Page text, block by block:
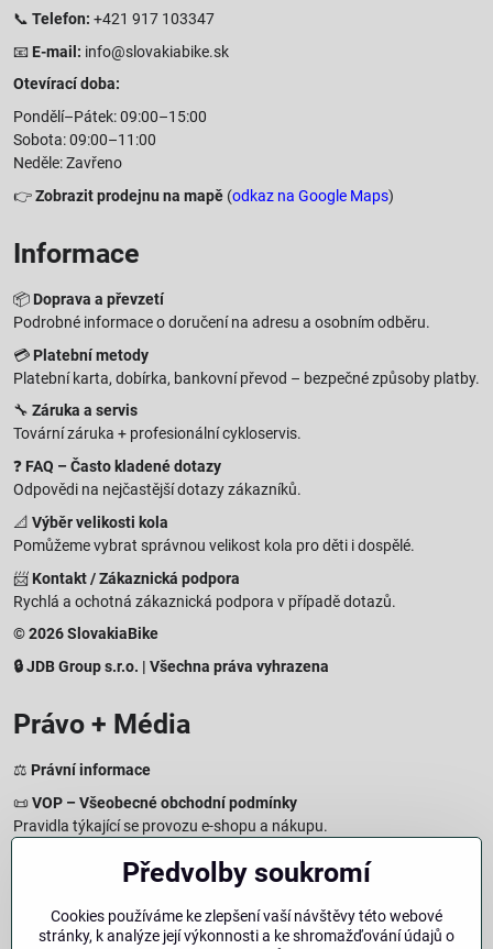
📞 Telefon: +421 917 103347
📧 E-mail: info@slovakiabike.sk
Otevírací doba:
Pondělí–Pátek: 09:00–15:00
Sobota: 09:00–11:00
Neděle: Zavřeno
👉Zobrazit prodejnu na mapě (odkaz na Google Maps)
Informace
📦 Doprava a převzetí
Podrobné informace o doručení na adresu a osobním odběru.
💳 Platební metody
Platební karta, dobírka, bankovní převod – bezpečné způsoby platby.
🔧 Záruka a servis
Tovární záruka + profesionální cykloservis.
❓ FAQ – Často kladené dotazy
Odpovědi na nejčastější dotazy zákazníků.
📐 Výběr velikosti kola
Pomůžeme vybrat správnou velikost kola pro děti i dospělé.
📨 Kontakt / Zákaznická podpora
Rychlá a ochotná zákaznická podpora v případě dotazů.
© 2026 SlovakiaBike
🔒 JDB Group s.r.o. | Všechna práva vyhrazena
Právo + Média
⚖️ Právní informace
📜VOP – Všeobecné obchodní podmínky
Pravidla týkající se provozu e-shopu a nákupu.
Zásady zpracování osobních údajů
Jak chráníme a zpracováváme vaše osobní údaje.
Informace o cookies
Informace o používaných cookies a zpracování údajů na webu.
Předvolby soukromí
Cookies používáme ke zlepšení vaší návštěvy této webové
stránky, k analýze její výkonnosti a ke shromažďování údajů o